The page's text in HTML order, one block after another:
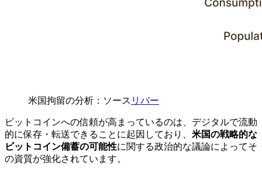
米国拘留の分析：ソース リバー
ビットコインへの信頼が高まっているのは、デジタルで流動
的に保存・転送できることに起因しており、 米国の戦略的な
ビットコイン備蓄の可能性に関する政治的な議論によってそ
の資質が強化されています。